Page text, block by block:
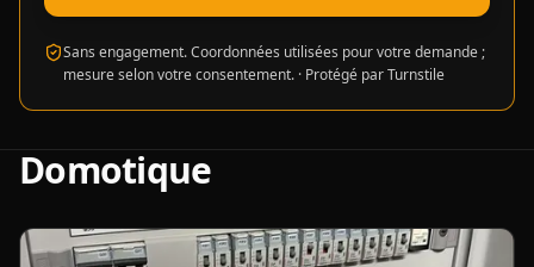
Sans engagement. Coordonnées utilisées pour votre demande ;
mesure selon votre consentement. · Protégé par Turnstile
Domotique